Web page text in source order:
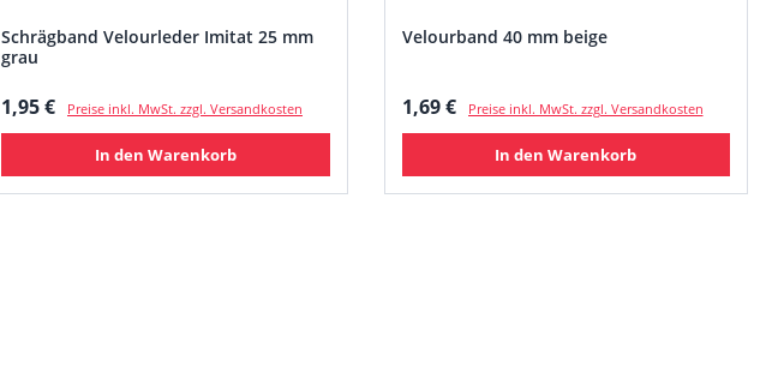
Schrägband Velourleder Imitat 25 mm
grau
Regulärer Preis:
1,95 € Preise inkl. MwSt. zzgl. Versandkosten
In den Warenkorb
Velourband 40 mm beige
Regulärer Preis:
1,69 € Preise inkl. MwSt. zzgl. Versandkosten
In den Warenkorb